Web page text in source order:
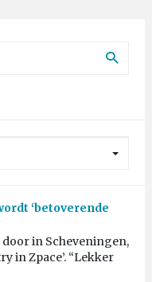
‘betoverende
in Scheveningen,
in Zpace’. “Lekker